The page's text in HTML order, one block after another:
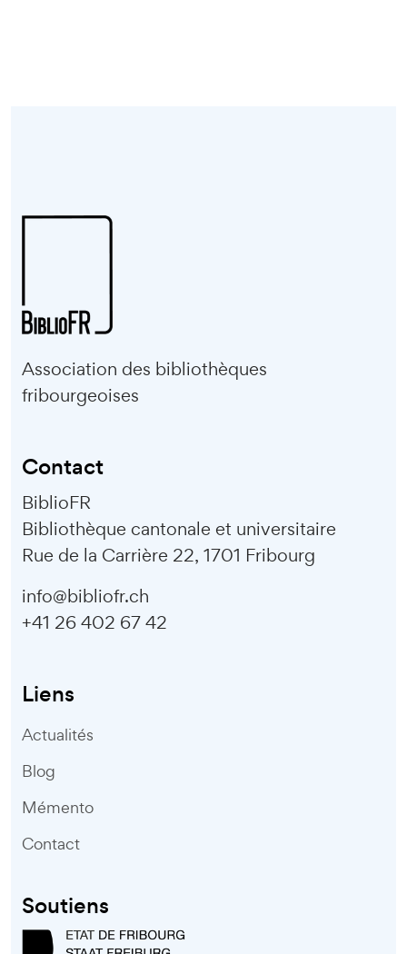
Association des bibliothèques
fribourgeoises
Contact
BiblioFR
Bibliothèque cantonale et universitaire
Rue de la Carrière 22, 1701 Fribourg
info@bibliofr.ch
+41 26 402 67 42
Liens
Actualités
Blog
Mémento
Contact
Soutiens